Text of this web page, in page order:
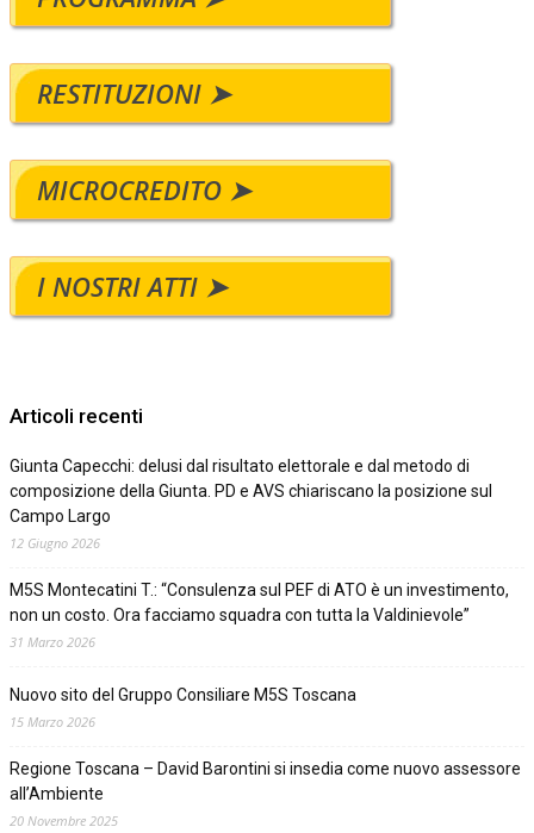
RESTITUZIONI ➤
MICROCREDITO ➤
I NOSTRI ATTI ➤
Articoli recenti
Giunta Capecchi: delusi dal risultato elettorale e dal metodo di
composizione della Giunta. PD e AVS chiariscano la posizione sul
Campo Largo
12 Giugno 2026
M5S Montecatini T.: “Consulenza sul PEF di ATO è un investimento,
non un costo. Ora facciamo squadra con tutta la Valdinievole”
31 Marzo 2026
Nuovo sito del Gruppo Consiliare M5S Toscana
15 Marzo 2026
Regione Toscana – David Barontini si insedia come nuovo assessore
all’Ambiente
20 Novembre 2025